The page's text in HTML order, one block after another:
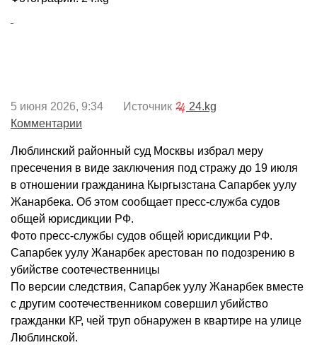
5 июня 2026, 9:34 Источник
24.kg
Комментарии
Люблинский районный суд Москвы избрал меру
пресечения в виде заключения под стражу до 19 июля
в отношении гражданина Кыргызстана Сапарбек уулу
Жанарбека. Об этом сообщает пресс-служба судов
общей юрисдикции РФ.
Фото пресс-службы судов общей юрисдикции РФ.
Сапарбек уулу Жанарбек арестован по подозрению в
убийстве соотечественницы
По версии следствия, Сапарбек уулу Жанарбек вместе
с другим соотечественником совершил убийство
гражданки КР, чей труп обнаружен в квартире на улице
Люблинской.